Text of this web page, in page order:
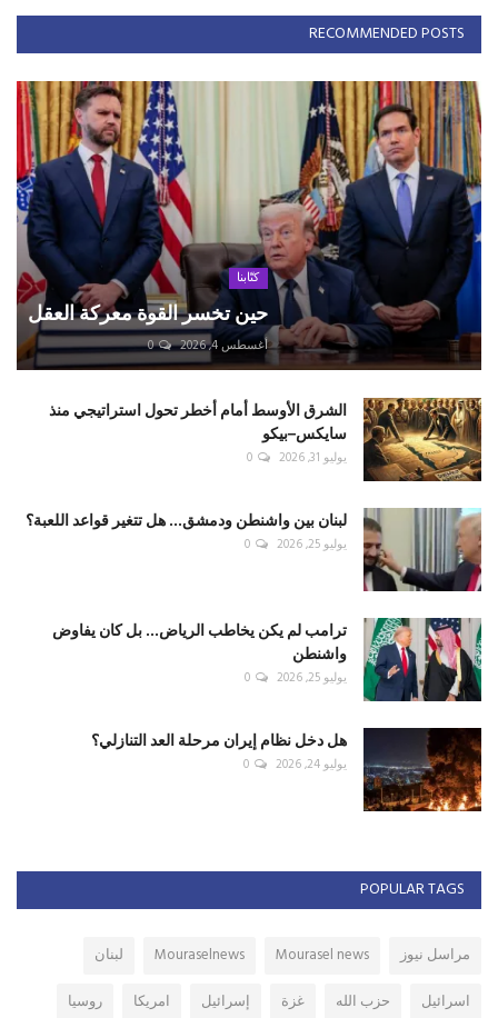
RECOMMENDED POSTS
كتّابنا
حين تخسر القوة معركة العقل
أغسطس 4, 2026 0
الشرق الأوسط أمام أخطر تحول استراتيجي منذ
سايكس–بيكو
يوليو 31, 2026 0
لبنان بين واشنطن ودمشق... هل تتغير قواعد اللعبة؟
يوليو 25, 2026 0
ترامب لم يكن يخاطب الرياض... بل كان يفاوض
واشنطن
يوليو 25, 2026 0
هل دخل نظام إيران مرحلة العد التنازلي؟
يوليو 24, 2026 0
POPULAR TAGS
مراسل نيوز Mourasel news
Mouraselnews
لبنان
اسرائيل
حزب الله غزة إسرائيل امريكا
روسيا